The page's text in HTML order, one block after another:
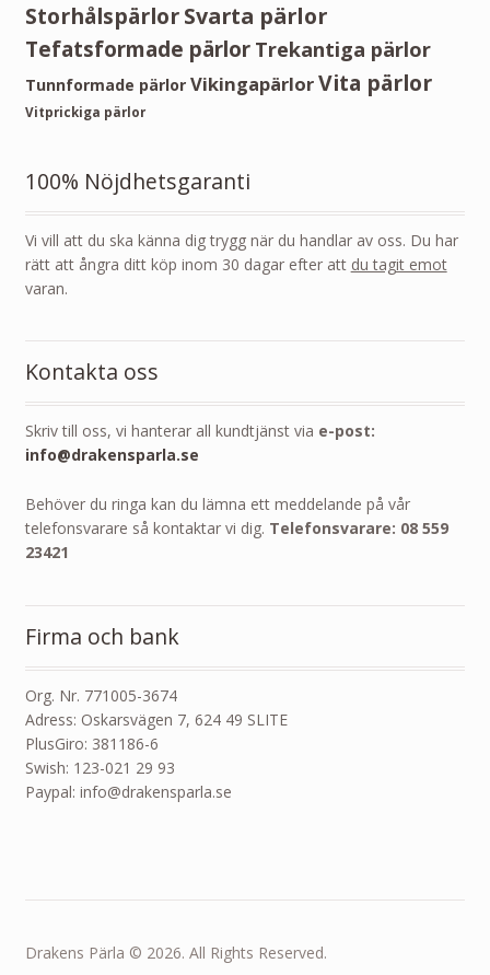
StorhålspärlorSvarta pärlor
Tefatsformade pärlor Trekantiga pärlor
Tunnformade pärlor VikingapärlorVita pärlor
Vitprickiga pärlor
100% Nöjdhetsgaranti
Vi vill att du ska känna dig trygg när du handlar av oss. Du har
rätt att ångra ditt köp inom 30 dagar efter att du tagit emot
varan.
Kontakta oss
Skriv till oss, vi hanterar all kundtjänst via e-post:
info@drakensparla.se
Behöver du ringa kan du lämna ett meddelande på vår
telefonsvarare så kontaktar vi dig. Telefonsvarare: 08 559
23421
Firma och bank
Org. Nr. 771005-3674
Adress: Oskarsvägen 7, 624 49 SLITE
PlusGiro: 381186-6
Swish: 123-021 29 93
Paypal: info@drakensparla.se
Drakens Pärla © 2026. All Rights Reserved.